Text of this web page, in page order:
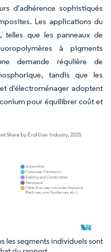
d'adhérence sophistiqués
Les applications du
que les panneaux de
à pigments
demande régulière de
tandis que les
d'électroménager adoptent
pour équilibrer coût et
nécessite une attribution sous CC BY